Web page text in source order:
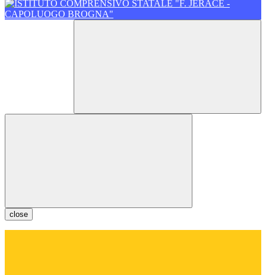
close